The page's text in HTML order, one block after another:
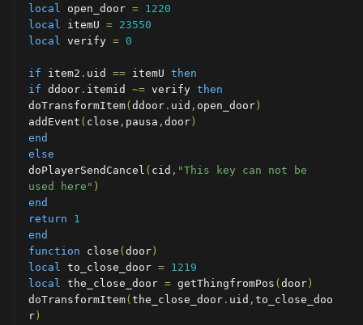
local open_door = 1220
local itemU = 23550
local verify = 0
if item2 . uid == itemU then
if ddoor . itemid ~= verify then
doTransformItem( ddoor . uid , open_door )
addEvent ( close , pausa , door )
end
else
doPlayerSendCancel ( cid , "This key can not be
used here" )
end
return
1
end
function close ( door )
local to_close_door = 1219
local the_close_door = getThingfromPos ( door )
doTransformItem( the_close_door . uid , to_close_doo
r )